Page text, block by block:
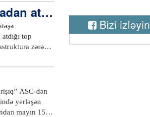
ki, erməni
kobud
ikinci
atə
top
zərər
yerlərinə
Etibar
bədən
ziyan
ASC-dən
yerləşən
mayın 15-
Bizi izləyin